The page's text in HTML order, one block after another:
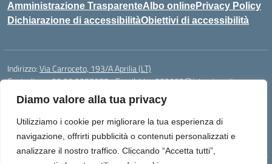
Diamo valore alla tua privacy
Utilizziamo i cookie per migliorare la tua esperienza di
navigazione, offrirti pubblicità o contenuti personalizzati e
analizzare il nostro traffico. Cliccando “Accetta tutti”,
Amministrazione TrasparenteAlbo onlinePrivacy Policy
Dichiarazione di accessibilitàObiettivi di accessibilità
Indirizzo:Via Carroceto, 193/A Aprilia (LT)
Centralino:+39 06 9257678 Email:Ltps060002@istruzione.it
Posta elettronica certificata (PEC):
Ltps060002@pec.istruzione.it
Codice fiscale: 91001930592
LTPS060002